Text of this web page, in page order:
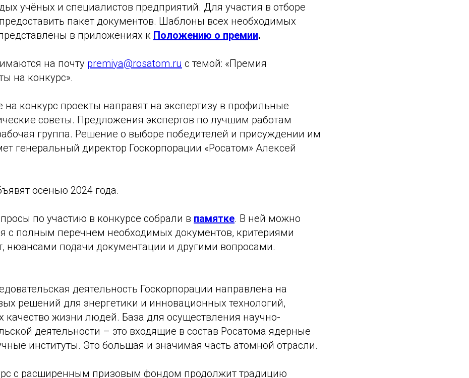
учёных и специалистов предприятий. Для участия в отборе
пакет документов. Шаблоны всех необходимых
в приложениях к Положению о премии.
на почту premiya@rosatom.ru с темой: «Премия
на конкурс».
на конкурс проекты направят на экспертизу в профильные
советы. Предложения экспертов по лучшим работам
группа. Решение о выборе победителей и присуждении им
генеральный директор Госкорпорации «Росатом» Алексей
осенью 2024 года.
по участию в конкурсе собрали в памятке. В ней можно
с полным перечнем необходимых документов, критериями
нюансами подачи документации и другими вопросами.
деятельность Госкорпорации направлена на
решений для энергетики и инновационных технологий,
жизни людей. База для осуществления научно-
деятельности – это входящие в состав Росатома ядерные
институты. Это большая и значимая часть атомной отрасли.
с расширенным призовым фондом продолжит традицию